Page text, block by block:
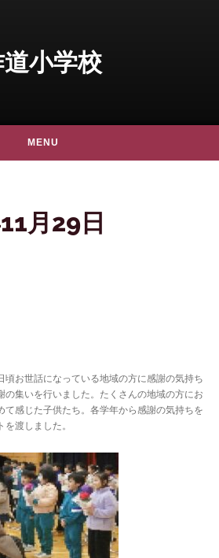
小学校
MENU
月29日
お世話になっている地域の方に感謝の気持ち
の集いを行いました。たくさんの地域の方にお
て感じた子供たち。各学年から感謝の気持ちを
を渡しました。